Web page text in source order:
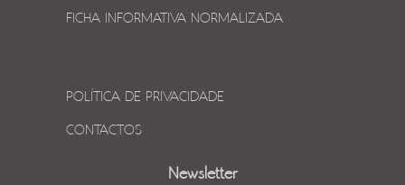
FICHA INFORMATIVA NORMALIZADA
POLÍTICA DE PRIVACIDADE
CONTACTOS
Newsletter